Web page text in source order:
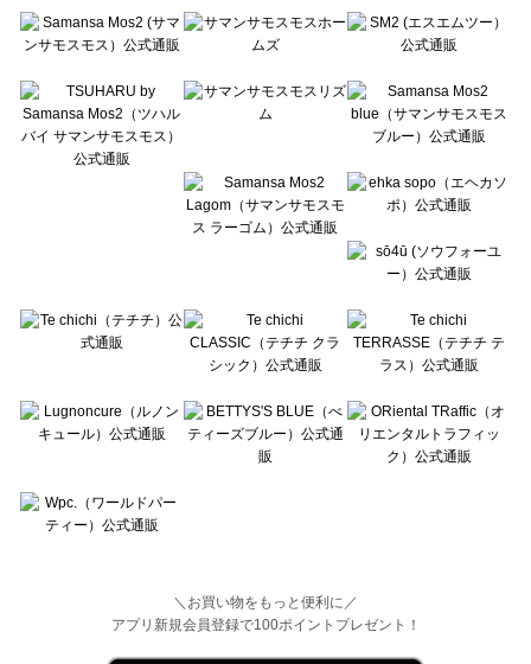
Te chichi（テチチ）のタイツ・靴下一覧
Te chichi CLASSIC（テチチ クラシック）のタイツ・靴下一覧
Lugnoncure（ルノンキュール）のタイツ・靴下一覧
BETTY'S BLUE（べティーズブルー）のタイツ・靴下一覧
Wpc.（ワールドパーティー）のタイツ・靴下一覧
＼お買い物をもっと便利に／
アプリ新規会員登録で100ポイントプレゼント！